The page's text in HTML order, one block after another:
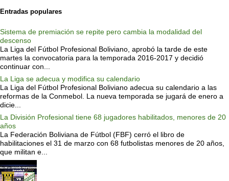
Entradas populares
Sistema de premiación se repite pero cambia la modalidad del
descenso
La Liga del Fútbol Profesional Boliviano, aprobó la tarde de este
martes la convocatoria para la temporada 2016-2017 y decidió
continuar con...
La Liga se adecua y modifica su calendario
La Liga del Fútbol Profesional Boliviano adecua su calendario a las
reformas de la Conmebol. La nueva temporada se jugará de enero a
dicie...
La División Profesional tiene 68 jugadores habilitados, menores de 20
años
La Federación Boliviana de Fútbol (FBF) cerró el libro de
habilitaciones el 31 de marzo con 68 futbolistas menores de 20 años,
que militan e...